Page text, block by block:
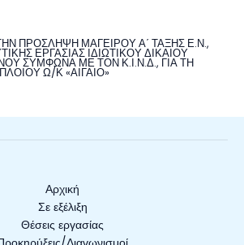
ΠΡΟΣΛΗΨΗ ΜΑΓΕΙΡΟΥ Α΄ ΤΑΞΗΣ Ε.Ν.,
ΕΡΓΑΣΙΑΣ ΙΔΙΩΤΙΚΟΥ ΔΙΚΑΙΟΥ
ΣΥΜΦΩΝΑ ΜΕ ΤΟΝ Κ.Ι.Ν.Δ., ΓΙΑ ΤΗ
Ω/Κ «ΑΙΓΑΙΟ»
Αρχική
Σε εξέλιξη
Θέσεις εργασίας